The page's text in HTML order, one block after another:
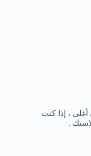
، إذا كنت
.